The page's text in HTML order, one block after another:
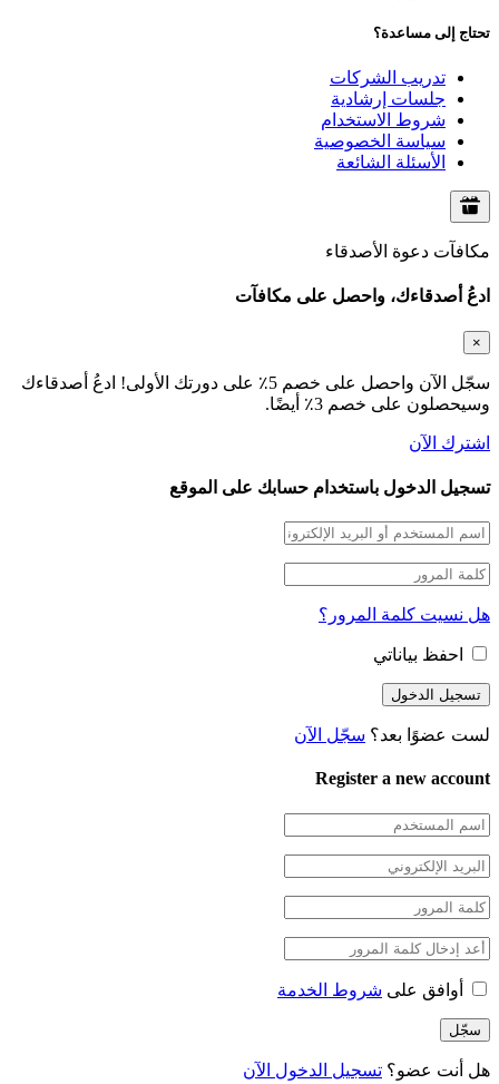
تحتاج إلى مساعدة؟
تدريب الشركات
جلسات إرشادية
شروط الاستخدام
سياسة الخصوصية
الأسئلة الشائعة
مكافآت دعوة الأصدقاء
ادعُ أصدقاءك، واحصل على مكافآت
×
سجّل الآن واحصل على خصم 5٪ على دورتك الأولى! ادعُ أصدقاءك
وسيحصلون على خصم 3٪ أيضًا.
اشترك الآن
تسجيل الدخول باستخدام حسابك على الموقع
هل نسيت كلمة المرور؟
احفظ بياناتي
لست عضوًا بعد؟ سجّل الآن
Register a new account
أوافق على شروط الخدمة
هل أنت عضو؟ تسجيل الدخول الآن